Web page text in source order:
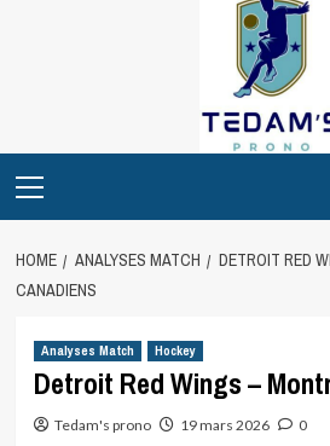
Menu
HOME ANALYSES MATCH
DETROIT RED
CANADIENS
Analyses Match Hockey
Detroit Red Wings –
Tedam's prono 19 mars 2026 0